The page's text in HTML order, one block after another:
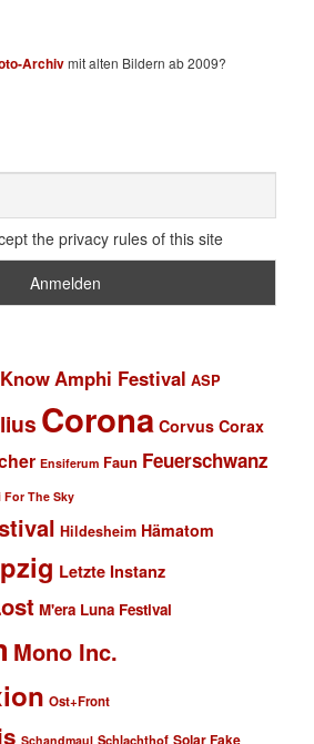
Archivmit alten Bildern ab 2009?
the privacy rules of this site
Amphi Festival ASP
Corona Corvus Corax
Ensiferum Faun Feuerschwanz
For The Sky
Hildesheim Hämatom
Letzte Instanz
M'era Luna Festival
Mono Inc.
Ost+Front
Schandmaul Schlachthof Solar Fake